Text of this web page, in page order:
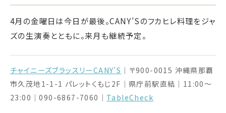
4月の金曜日は今日が最後。CANY’Sのフカヒレ料理をジャ
ズの生演奏とともに。来月も継続予定。
チャイニーズブラッスリーCANY’S ｜〒900-0015 沖縄県那覇
市久茂地1-1-1 パレットくもじ2F｜県庁前駅直結｜11:00〜
23:00｜090-6867-7060｜ TableCheck